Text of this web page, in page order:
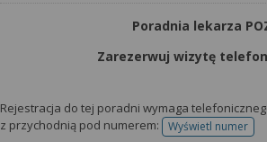
Poradnia lekarza
Zarezerwuj wizytę
Rejestracja do tej poradni wymaga
z przychodnią pod numerem:
Wyświetl numer
telefonu do